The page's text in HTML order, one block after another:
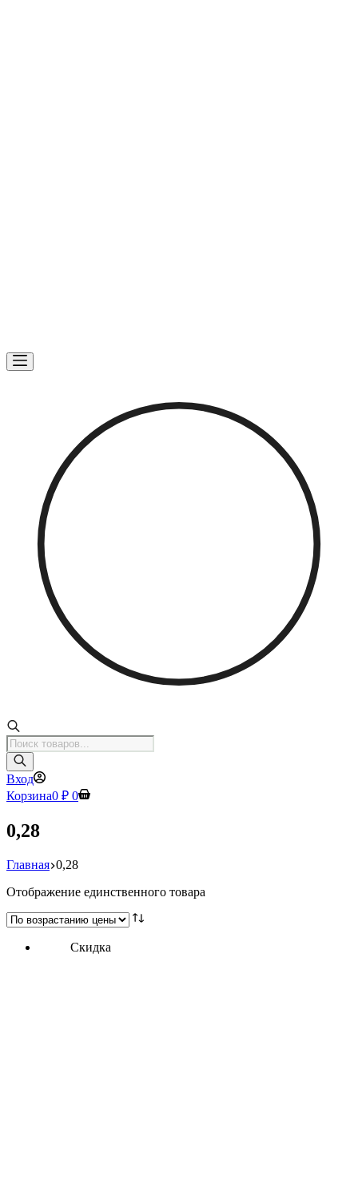
Поиск
товаров
Вход
Корзина0 ₽ 0
0,28
Главная 0,28
Отображение единственного товара
Скидка